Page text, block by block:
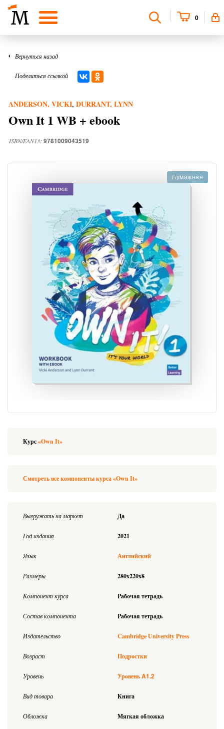
0
Вернуться назад
Поделиться ссылкой
ANDERSON, VICKI, DURRANT, LYNN
Own It 1 WB + ebook
ISBN/EAN13: 9781009043519
Бумажная
Курс«Own It»
Смотреть все компоненты курса «Own It»
Выгружать на маркет Да
Год издания 2021
Язык Английский
Размеры 280x220x8
Компонент курса Рабочая тетрадь
Состав компонента Рабочая тетрадь
Издательство Cambridge University Press
Возраст Подростки
Уровень УровеньA1.2
Вид товара Книга
Обложка Мягкая обложка